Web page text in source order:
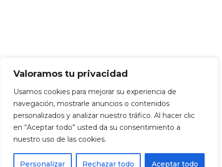
Valoramos tu privacidad
Usamos cookies para mejorar su experiencia de
navegación, mostrarle anuncios o contenidos
personalizados y analizar nuestro tráfico. Al hacer clic
en “Aceptar todo” usted da su consentimiento a
nuestro uso de las cookies.
Personalizar Rechazar todo Aceptar todo